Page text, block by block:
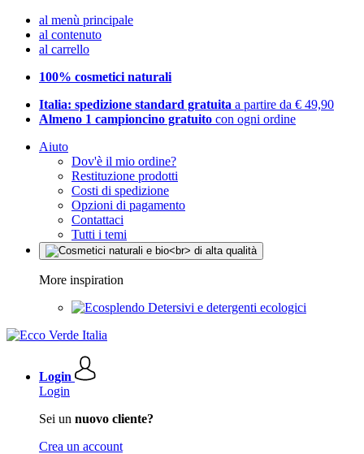
al menù principale
al contenuto
al carrello
100% cosmetici naturali
Italia: spedizione standard gratuita a partire da € 49,90
Almeno 1 campioncino gratuito con ogni ordine
Aiuto
Dov'è il mio ordine?
Restituzione prodotti
Costi di spedizione
Opzioni di pagamento
Contattaci
Tutti i temi
More inspiration
Detersivi e detergenti ecologici
Login
Login
Sei un nuovo cliente?
Crea un account